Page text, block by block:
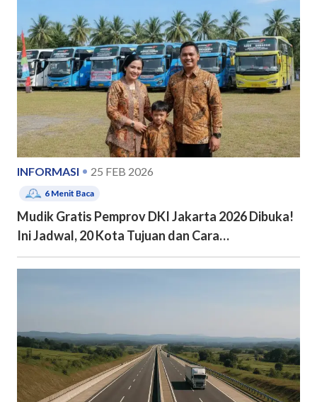
INFORMASI 25 FEB 2026
6 Menit Baca
Mudik Gratis Pemprov DKI Jakarta 2026 Dibuka!
Ini Jadwal, 20 Kota Tujuan dan Cara
Pendaftarannya